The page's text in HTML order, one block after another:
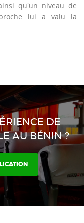
qu'un niveau de
lui a valu la
DE
AU BÉNIN ?